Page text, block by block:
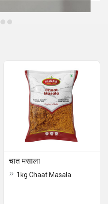
चात मसाला
1kg Chaat Masala